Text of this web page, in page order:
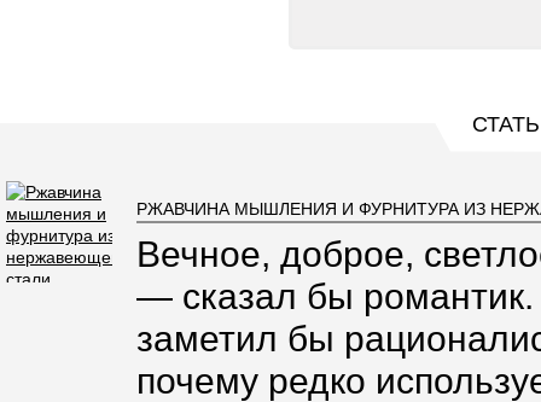
РЖАВЧИНА МЫШЛЕНИЯ И ФУРНИТУРА ИЗ
Вечное, доброе,
— сказал бы
заметил бы
почему редко